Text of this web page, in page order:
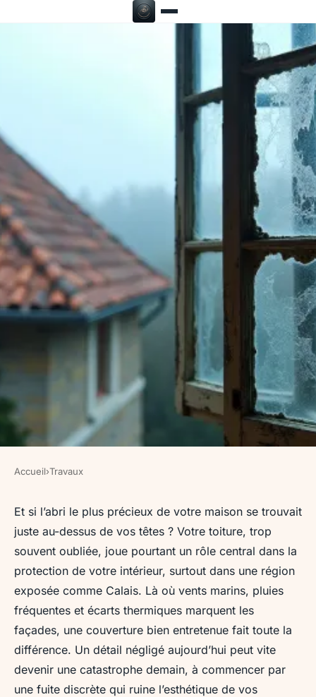
Urgence toiture : comment
choisir votre couvreur à Calais
Auberte•09/05/2026 16:28•10 min de lecture
Accueil›Travaux
Et si l’abri le plus précieux de votre maison se trouvait
juste au-dessus de vos têtes ? Votre toiture, trop
souvent oubliée, joue pourtant un rôle central dans la
protection de votre intérieur, surtout dans une région
exposée comme Calais. Là où vents marins, pluies
fréquentes et écarts thermiques marquent les
façades, une couverture bien entretenue fait toute la
différence. Un détail négligé aujourd’hui peut vite
devenir une catastrophe demain, à commencer par
une fuite discrète qui ruine l’esthétique de vos